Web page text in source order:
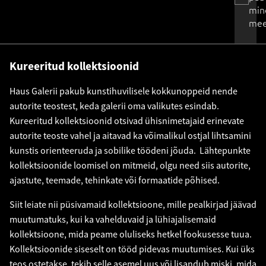
Kureeritud kollektsioonid
Haus Galerii pakub kunstihuvilisele kokkunoppeid nende
autorite teostest, keda galerii oma valikutes esindab.
Kureeritud kollektsioonid otsivad ühisnimetajaid erinevate
autorite teoste vahel ja aitavad ka võimalikul ostjal lihtsamini
kunstis orienteeruda ja sobilike töödeni jõuda. Lähtepunkte
kollektsioonide loomisel on mitmeid, olgu need siis autorite,
ajastute, teemade, tehinkate või formaatide põhised.
Siit leiate nii püsivamaid kollektsioone, mille pealkirjad jäävad
muutumatuks, kui ka vahelduvaid ja lühiajalisemaid
kollektsioone, mida peame oluliseks hetkel fookusesse tuua.
Kollektsioonide siseselt on tööd pidevas muutumises. Kui üks
teos ostetakse, tekib selle asemel uus või lisandub miski, mida